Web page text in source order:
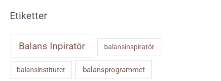
Etiketter
Balans Inpiratör balansinspiratör
balansinstitutet balansprogrammet